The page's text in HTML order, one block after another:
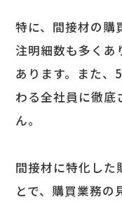
特に、間接材の購
注明細数も多くあ
あります。また、
わる全社員に徹底
ん。
間接材に特化した
とで、購買業務の